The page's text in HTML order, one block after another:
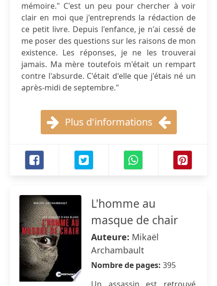
mémoire." C'est un peu pour chercher à voir
clair en moi que j'entreprends la rédaction de
ce petit livre. Depuis l'enfance, je n'ai cessé de
me poser des questions sur les raisons de mon
existence. Les réponses, je ne les trouverai
jamais. Ma mère toutefois m'était un rempart
contre l'absurde. C'était d'elle que j'étais né un
après-midi de septembre."
Plus d'informations
L'homme au
masque de chair
Auteure: Mikaël
Archambault
Nombre de pages: 395